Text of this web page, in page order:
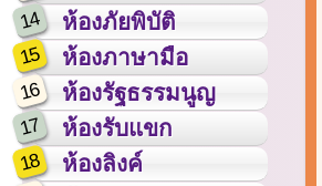
14 ห้องภัยพิบัติ
15 ห้องภาษามือ
16 ห้องรัฐธรรมนูญ
17 ห้องรับแขก
18 ห้องลิงค์